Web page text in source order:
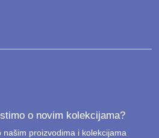
o novim kolekcijama?
proizvodima i kolekcijama